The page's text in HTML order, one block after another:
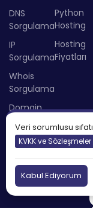
DNS
Sorgulama
IP
Sorgulama
Whois
Sorgulama
Domain
Hizmeti
Python
Hosting
Hosting
Fiyatları
Veri sorumlusu
KVKK ve Sözleşmeler
Kabul Ediyorum